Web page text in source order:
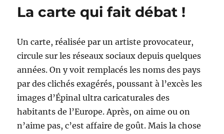
La carte qui fait débat !
Un carte, réalisée par un artiste provocateur,
circule sur les réseaux sociaux depuis quelques
années. On y voit remplacés les noms des pays
par des clichés exagérés, poussant à l’excès les
images d’Épinal ultra caricaturales des
habitants de l’Europe. Après, on aime ou on
n’aime pas, c’est affaire de goût. Mais la chose